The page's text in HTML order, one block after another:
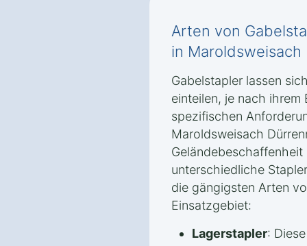
Arten von
in
Gabelstapler lassen
einteilen, je nach
spezifischen
Maroldsweisach
unterschiedliche
die gängigsten Arten
Einsatzgebiet:
Lagerstapler: